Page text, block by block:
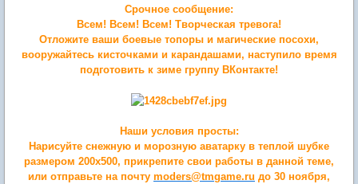
Срочное сообщение:
Всем! Всем! Всем! Творческая тревога!
Отложите ваши боевые топоры и магические посохи,
вооружайтесь кисточками и карандашами, наступило время
подготовить к зиме группу ВКонтакте!
Наши условия просты:
Нарисуйте снежную и морозную аватарку в теплой шубке
размером 200х500, прикрепите свои работы в данной теме,
или отправьте на почту moders@tmgame.ru до 30 ноября,